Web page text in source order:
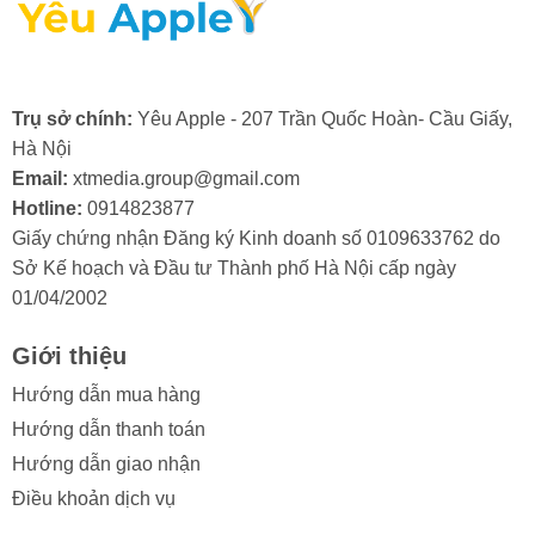
iPad Pro 11 2018 bị hư cổ cáp
Màn hình iPad Pro 11 2018 là một bộ phận quan trọng
và có giá trị, do đó, việc cổ cáp màn hình bị hỏng
thường khiến người dùng khá lo lắng. Việc hiểu rõ các
nguyên nhân gây ra tình trạng này sẽ giúp bạn chủ
động phòng tránh và bảo vệ thiết bị của mình hiệu quả
Trong quá trình sử dụng, màn hình iPad Mini 3 có thể
gặp phải tình trạng hư hỏng ở cổ cáp. Điều này thường
xuất phát từ một số lý do sau:
- Va đập mạnh: Điện thoại bị rơi hoặc va đập gây tổn
hại đến cổ cáp.
Trụ sở chính: Yêu Apple - 207 Trần Quốc Hoàn- Cầu Giấy,
Hà Nội
Email: xtmedia.group@gmail.com
Hotline: 0914823877
Giấy chứng nhận Đăng ký Kinh doanh số 0109633762 do
Sở Kế hoạch và Đầu tư Thành phố Hà Nội cấp ngày
01/04/2002
Giới thiệu
Hướng dẫn mua hàng
Hướng dẫn thanh toán
Hướng dẫn giao nhận
Điều khoản dịch vụ